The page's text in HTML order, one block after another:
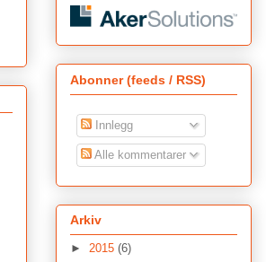
Abonner (feeds / RSS)
Innlegg
Alle kommentarer
Arkiv
► 2015 (6)